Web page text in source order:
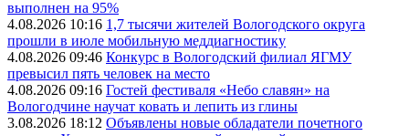
выполнен на 95%
4.08.2026 10:16 1,7 тысячи жителей Вологодского округа
прошли в июле мобильную меддиагностику
4.08.2026 09:46 Конкурс в Вологодский филиал ЯГМУ
превысил пять человек на место
4.08.2026 09:16 Гостей фестиваля «Небо славян» на
Вологодчине научат ковать и лепить из глины
3.08.2026 18:12 Объявлены новые обладатели почетного